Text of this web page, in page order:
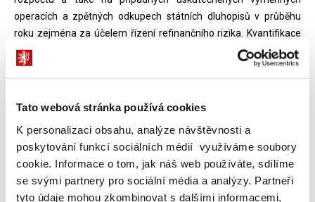
Tato webová stránka používá cookies
K personalizaci obsahu, analýze návštěvnosti a
poskytování funkcí sociálních médií využíváme soubory
cookie. Informace o tom, jak náš web používáte, sdílíme
se svými partnery pro sociální média a analýzy. Partneři
tyto údaje mohou zkombinovat s dalšími informacemi,
operacích a zpětných odkupech státních dluhopisů v průběhu
roku zejména za účelem řízení refinančního rizika. Kvantifikace
úrokových výdajů státního rozpočtu bude součástí Čtvrtletní
zprávy o řízení státního dluhu České republiky – 1. čtvrtletí 2026.
státního dluhu České republiky na rok 2026 bude již případně
finančních trzích a také zejména průběh a výsledky obnoveného
přímého prodeje státních dluhopisů občanům.
Doplněno dne 26. 3. 2026.